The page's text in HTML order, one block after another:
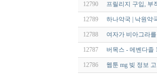
12790 프릴리지 구입, 부
12789 하나약국 | 낙원약
12788 여자가 비아그라
12787 버목스 - 메벤다졸
12786 웹툰 mg 빚 정보